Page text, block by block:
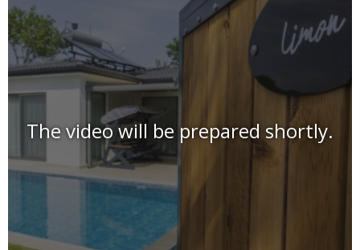
The video will be prepared shortly.